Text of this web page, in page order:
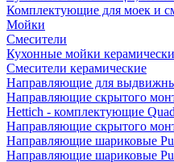
Комплектующие для моек и
Мойки
Смесители
Кухонные мойки
Смесители керамические
Направляющие для
Направляющие скрытого
Hettich - комплектующие
Направляющие скрытого
Направляющие шариковые
Направляющие шариковые